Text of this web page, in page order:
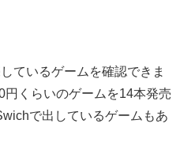
ているゲームを確認できま
くらいのゲームを14本発売
で出しているゲームもあ